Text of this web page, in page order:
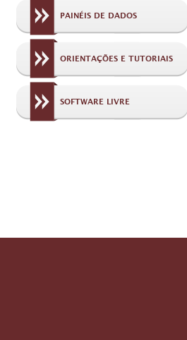
PAINÉIS DE DADOS
ORIENTAÇÕES E TUTORIAIS
SOFTWARE LIVRE